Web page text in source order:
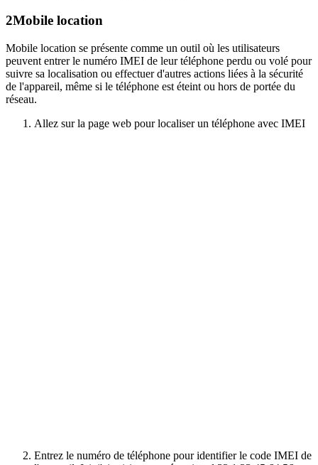
2Mobile location
Mobile location se présente comme un outil où les utilisateurs
peuvent entrer le numéro IMEI de leur téléphone perdu ou volé pour
suivre sa localisation ou effectuer d'autres actions liées à la sécurité
de l'appareil, même si le téléphone est éteint ou hors de portée du
réseau.
Allez sur la page web pour localiser un téléphone avec IMEI
Entrez le numéro de téléphone pour identifier le code IMEI de